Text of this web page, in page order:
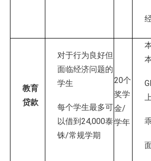
教育
贷款
对于行为良好但
面临经济问题的
学生
每个学生最多可
以借到24,000泰
铢/常规学期
20个
奖学
金/
学年